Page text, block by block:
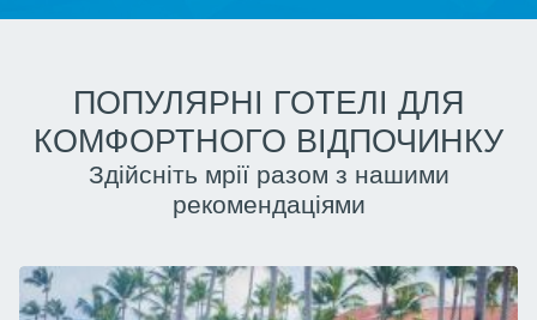
ПОПУЛЯРНІ ГОТЕЛІ ДЛЯ
КОМФОРТНОГО ВІДПОЧИНКУ
Здійсніть мрії разом з нашими
рекомендаціями